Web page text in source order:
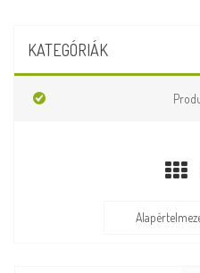
KATEGÓRIÁK